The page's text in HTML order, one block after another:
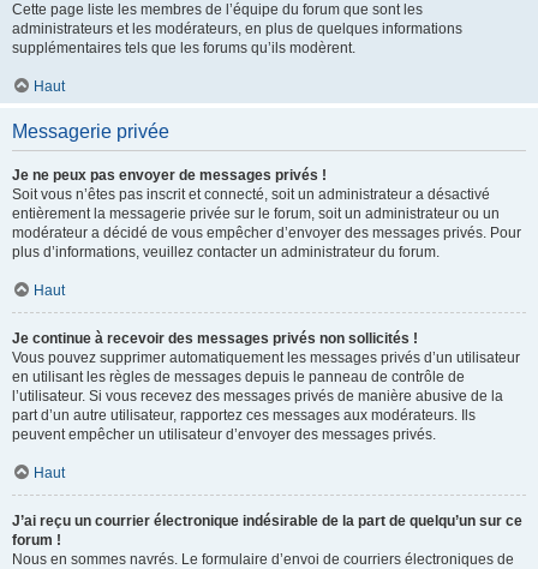
Cette page liste les membres de l’équipe du forum que sont les
administrateurs et les modérateurs, en plus de quelques informations
supplémentaires tels que les forums qu’ils modèrent.
Haut
Messagerie privée
Je ne peux pas envoyer de messages privés !
Soit vous n’êtes pas inscrit et connecté, soit un administrateur a désactivé
entièrement la messagerie privée sur le forum, soit un administrateur ou un
modérateur a décidé de vous empêcher d’envoyer des messages privés. Pour
plus d’informations, veuillez contacter un administrateur du forum.
Haut
Je continue à recevoir des messages privés non sollicités !
Vous pouvez supprimer automatiquement les messages privés d’un utilisateur
en utilisant les règles de messages depuis le panneau de contrôle de
l’utilisateur. Si vous recevez des messages privés de manière abusive de la
part d’un autre utilisateur, rapportez ces messages aux modérateurs. Ils
peuvent empêcher un utilisateur d’envoyer des messages privés.
Haut
J’ai reçu un courrier électronique indésirable de la part de quelqu’un sur ce
forum !
Nous en sommes navrés. Le formulaire d’envoi de courriers électroniques de